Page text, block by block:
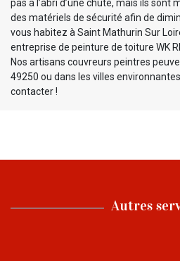
pas à l’abri d’une chute, mais ils sont
des matériels de sécurité afin de
vous habitez à Saint Mathurin Sur
entreprise de peinture de toiture WK
Nos artisans couvreurs peintres
49250 ou dans les villes
contacter !
Autres